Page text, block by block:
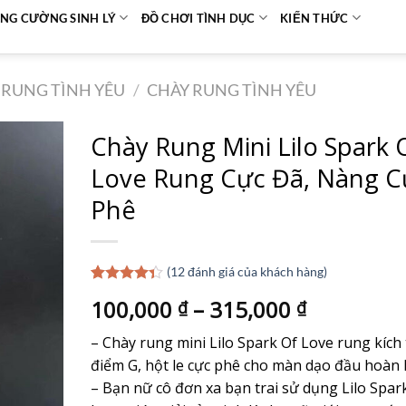
CƯỜNG SINH LÝ ĐỒ CHƠI TÌNH DỤC KIẾN THỨC
TÌNH YÊU / CHÀY RUNG TÌNH YÊU
Chày Rung Mini Lilo Spark
Love Rung Cực Đã, Nàng
Phê
5 dựa
trên đánh
giá
(12đánh giá của khách hàng)
100,000 ₫– 315,000 ₫
– Chày rung mini Lilo Spark Of Love rung kích
điểm G, hột le cực phê cho màn dạo đầu hoàn
– Bạn nữ cô đơn xa bạn trai sử dụng Lilo